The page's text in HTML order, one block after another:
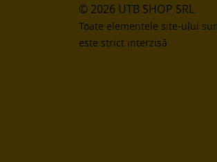
© 2026 UTB SHOP SRL
Toate elementele site-ului
este strict interzisă